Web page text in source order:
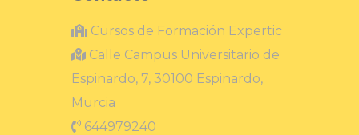
Cursos de Formación Expertic
Calle Campus Universitario de
Espinardo, 7, 30100 Espinardo,
Murcia
644979240